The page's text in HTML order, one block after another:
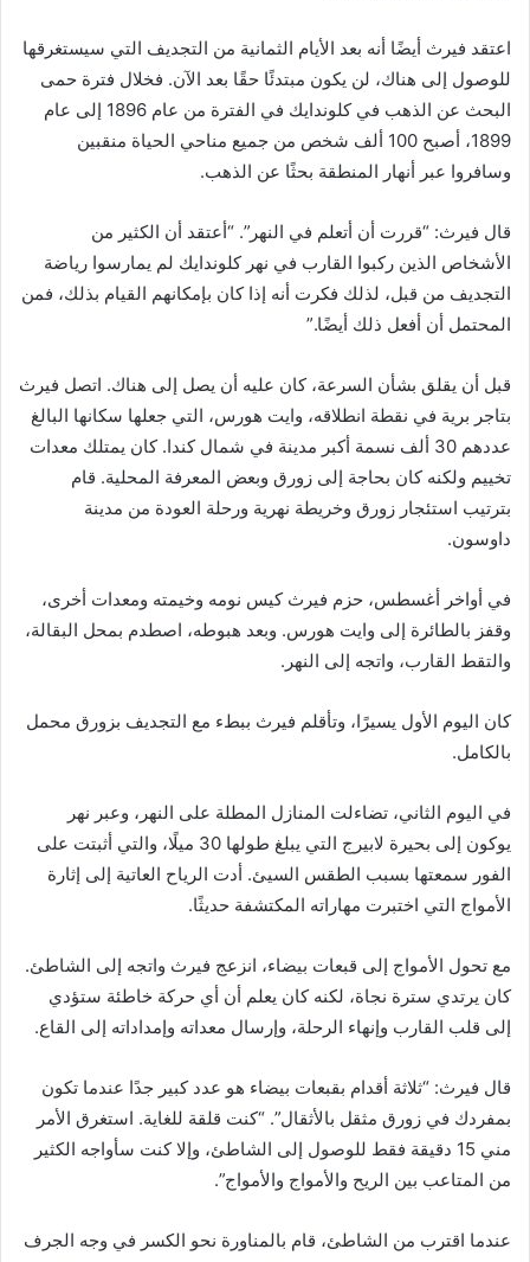
اعتقد فيرث أيضًا أنه بعد الأيام الثمانية من التجديف التي سيستغرقها
للوصول إلى هناك، لن يكون مبتدئًا حقًا بعد الآن. فخلال فترة حمى
البحث عن الذهب في كلوندايك في الفترة من عام 1896 إلى عام
1899، أصبح 100 ألف شخص من جميع مناحي الحياة منقبين
وسافروا عبر أنهار المنطقة بحثًا عن الذهب.
قال فيرث: “قررت أن أتعلم في النهر”. “أعتقد أن الكثير من
الأشخاص الذين ركبوا القارب في نهر كلوندايك لم يمارسوا رياضة
التجديف من قبل، لذلك فكرت أنه إذا كان بإمكانهم القيام بذلك، فمن
المحتمل أن أفعل ذلك أيضًا.”
قبل أن يقلق بشأن السرعة، كان عليه أن يصل إلى هناك. اتصل فيرث
بتاجر برية في نقطة انطلاقه، وايت هورس، التي جعلها سكانها البالغ
عددهم 30 ألف نسمة أكبر مدينة في شمال كندا. كان يمتلك معدات
تخييم ولكنه كان بحاجة إلى زورق وبعض المعرفة المحلية. قام
بترتيب استئجار زورق وخريطة نهرية ورحلة العودة من مدينة
داوسون.
في أواخر أغسطس، حزم فيرث كيس نومه وخيمته ومعدات أخرى،
وقفز بالطائرة إلى وايت هورس. وبعد هبوطه، اصطدم بمحل البقالة،
والتقط القارب، واتجه إلى النهر.
كان اليوم الأول يسيرًا، وتأقلم فيرث ببطء مع التجديف بزورق محمل
بالكامل.
في اليوم الثاني، تضاءلت المنازل المطلة على النهر، وعبر نهر
يوكون إلى بحيرة لابيرج التي يبلغ طولها 30 ميلًا، والتي أثبتت على
الفور سمعتها بسبب الطقس السيئ. أدت الرياح العاتية إلى إثارة
الأمواج التي اختبرت مهاراته المكتشفة حديثًا.
مع تحول الأمواج إلى قبعات بيضاء، انزعج فيرث واتجه إلى الشاطئ.
كان يرتدي سترة نجاة، لكنه كان يعلم أن أي حركة خاطئة ستؤدي
إلى قلب القارب وإنهاء الرحلة، وإرسال معداته وإمداداته إلى القاع.
قال فيرث: “ثلاثة أقدام بقبعات بيضاء هو عدد كبير جدًا عندما تكون
بمفردك في زورق مثقل بالأثقال”. “كنت قلقة للغاية. استغرق الأمر
مني 15 دقيقة فقط للوصول إلى الشاطئ، وإلا كنت سأواجه الكثير
من المتاعب بين الريح والأمواج والأمواج”.
عندما اقترب من الشاطئ، قام بالمناورة نحو الكسر في وجه الجرف